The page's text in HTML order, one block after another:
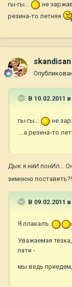
гы-гы... не
резина-то летняя
skandisan
В 10.02.2011
гы-гы...
не
....а резина-то
Дык я ниИ понИл...
зимнюю поставить?!
В 09.02.2011
Я плакалъ.
Уважаемая
пати -
мы ведь